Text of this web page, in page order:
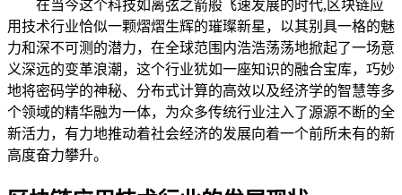
在当今这个科技如离弦之箭般飞速发展的时代,区块链应
用技术行业恰似一颗熠熠生辉的璀璨新星，以其别具一格的魅
力和深不可测的潜力，在全球范围内浩浩荡荡地掀起了一场意
义深远的变革浪潮，这个行业犹如一座知识的融合宝库，巧妙
地将密码学的神秘、分布式计算的高效以及经济学的智慧等多
个领域的精华融为一体，为众多传统行业注入了源源不断的全
新活力，有力地推动着社会经济的发展向着一个前所未有的新
高度奋力攀升。